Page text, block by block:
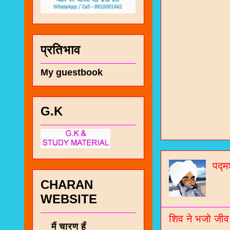
शिव ने भजो जीव
प्रतिभाव
My guestbook
G.K
CHARAN
WEBSITE
मैं चारण हूँ